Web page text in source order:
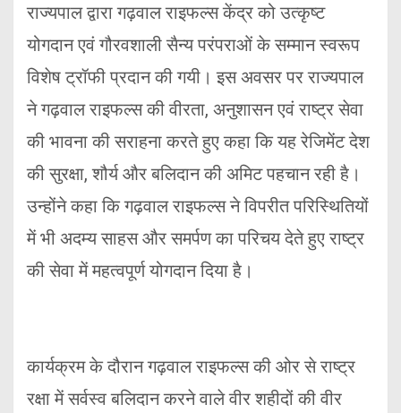
राज्यपाल द्वारा गढ़वाल राइफल्स केंद्र को उत्कृष्ट
योगदान एवं गौरवशाली सैन्य परंपराओं के सम्मान स्वरूप
विशेष ट्रॉफी प्रदान की गयी। इस अवसर पर राज्यपाल
ने गढ़वाल राइफल्स की वीरता, अनुशासन एवं राष्ट्र सेवा
की भावना की सराहना करते हुए कहा कि यह रेजिमेंट देश
की सुरक्षा, शौर्य और बलिदान की अमिट पहचान रही है।
उन्होंने कहा कि गढ़वाल राइफल्स ने विपरीत परिस्थितियों
में भी अदम्य साहस और समर्पण का परिचय देते हुए राष्ट्र
की सेवा में महत्वपूर्ण योगदान दिया है।
कार्यक्रम के दौरान गढ़वाल राइफल्स की ओर से राष्ट्र
रक्षा में सर्वस्व बलिदान करने वाले वीर शहीदों की वीर